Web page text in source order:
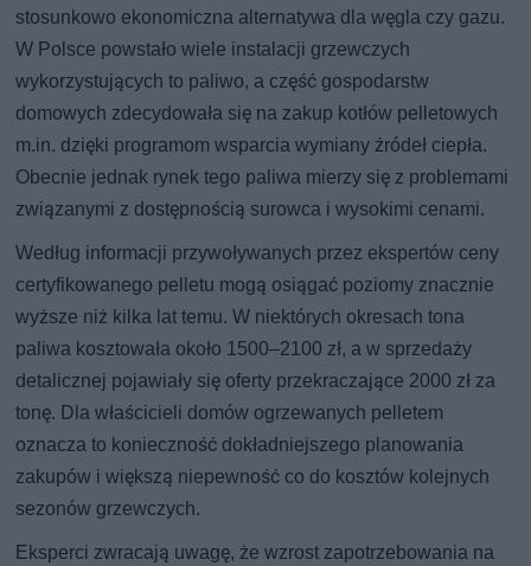
stosunkowo ekonomiczna alternatywa dla węgla czy gazu.
W Polsce powstało wiele instalacji grzewczych
wykorzystujących to paliwo, a część gospodarstw
domowych zdecydowała się na zakup kotłów pelletowych
m.in. dzięki programom wsparcia wymiany źródeł ciepła.
Obecnie jednak rynek tego paliwa mierzy się z problemami
związanymi z dostępnością surowca i wysokimi cenami.
Według informacji przywoływanych przez ekspertów ceny
certyfikowanego pelletu mogą osiągać poziomy znacznie
wyższe niż kilka lat temu. W niektórych okresach tona
paliwa kosztowała około 1500–2100 zł, a w sprzedaży
detalicznej pojawiały się oferty przekraczające 2000 zł za
tonę. Dla właścicieli domów ogrzewanych pelletem
oznacza to konieczność dokładniejszego planowania
zakupów i większą niepewność co do kosztów kolejnych
sezonów grzewczych.
Eksperci zwracają uwagę, że wzrost zapotrzebowania na